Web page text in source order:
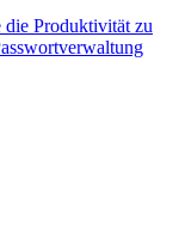
die Produktivität zu